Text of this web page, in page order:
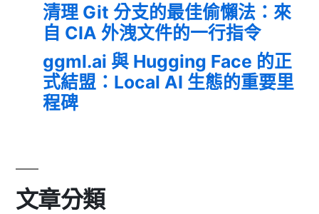
清理 Git 分支的最佳偷懶法：來
自 CIA 外洩文件的一行指令
ggml.ai 與 Hugging Face 的正
式結盟：Local AI 生態的重要里
程碑
文章分類